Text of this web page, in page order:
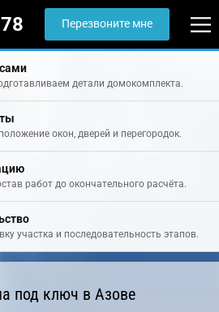
Перезвоните мне
детали домокомплекта.
окон, дверей и перегородок.
работ до окончательного расчёта.
участка и последовательность этапов.
под ключ в Азове